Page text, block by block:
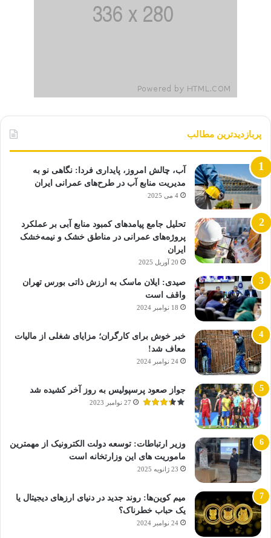
پربازدیدترین مطالب
آب، چالش امروز، پایداری فردا: نگاهی نو به
مدیریت منابع آب در طرح‌های عمرانی ایران
4 می 2025
تحلیل جامع پیامدهای کمبود منابع آبی بر عملکرد
پروژه‌های عمرانی در مناطق خشک و نیمه‌خشک
ایران
20 آوریل 2025
صیدی: ایلان ماسک به ارزش ذاتی بورس تهران
واقف است
18 نوامبر 2024
خبر خوش برای کارگران؛ مزایای شغلی از مالیات
معاف شد!
24 نوامبر 2024
جواز صعود پرسپولیس به روز آخر کشیده شد
27 نوامبر 2023
وزیر ارتباطات: توسعه دولت الکترونیک از مهمترین
ماموریت های این وزارتخانه است
23 ژانویه 2025
میم کوین‌ها: روند جدید در دنیای ارزهای دیجیتال یا
یک حباب خطرناک؟
24 نوامبر 2024